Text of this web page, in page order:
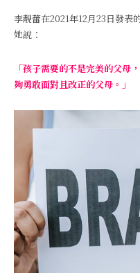
李靚蕾在2021年12月23日發表
她說：
「孩子需要的不是完美的父母
夠勇敢面對且改正的父母。」